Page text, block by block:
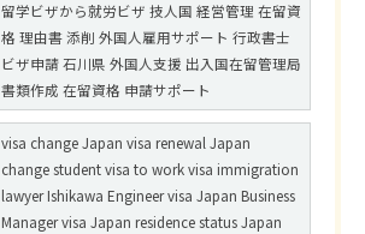
留学ビザから就労ビザ 技人国 経営管理 在留資
格 理由書 添削 外国人雇用サポート 行政書士
ビザ申請 石川県 外国人支援 出入国在留管理局
書類作成 在留資格 申請サポート
visa change Japan visa renewal Japan
change student visa to work visa immigration
lawyer Ishikawa Engineer visa Japan Business
Manager visa Japan residence status Japan